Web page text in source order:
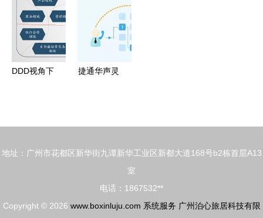
DDD视角下
正的边界系
捷通华声灵
户，重塑系
地址：广州市花都区新华街九谭新华工业区新都大道168号b2栋首层A13
室
电话：1867532**
Copyright © 2026 www.boxinluju.com 系统服务 广州泊心旅居科技有限